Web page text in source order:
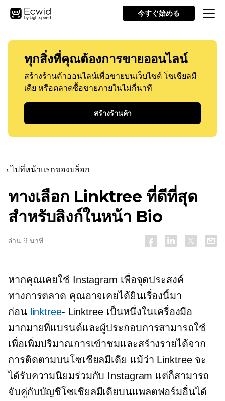
今すぐ始める
ทุกสิ่งที่คุณต้องการขายออนไลน์
สร้างร้านค้าออนไลน์เพื่อขายบนเว็บไซต์ โซเชียลมี
เดีย หรือตลาดซื้อขายภายในไม่กี่นาที
สร้างร้านค้า
‹ ไปที่หน้าแรกของบล็อก
ทางเลือก Linktree ที่ดีที่สุด
สำหรับลิงก์ในหน้า Bio
อ่าน 9 นาที
หากคุณเคยใช้ Instagram เพื่อจุดประสงค์
ทางการตลาด คุณอาจเคยได้ยินเรื่องนี้มา
ก่อน linktree- Linktree เป็นหนึ่งในเครื่องมือ
มากมายที่แบรนด์และผู้ประกอบการสามารถใช้
เพื่อเพิ่มปริมาณการเข้าชมและสร้างรายได้จาก
การติดตามบนโซเชียลมีเดีย แม้ว่า Linktree จะ
ได้รับความนิยมร่วมกับ Instagram แต่ก็สามารถ
จับคู่กับบัญชีโซเชียลมีเดียบนแพลตฟอร์มอื่นได้